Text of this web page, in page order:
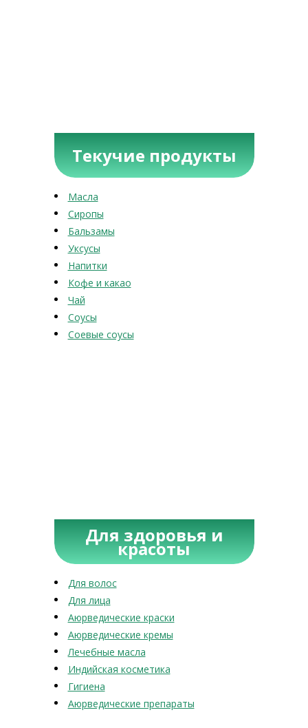
Текучие продукты
Масла
Сиропы
Бальзамы
Уксусы
Напитки
Кофе и какао
Чай
Соусы
Соевые соусы
Для здоровья и
красоты
Для волос
Для лица
Аюрведические краски
Аюрведические кремы
Лечебные масла
Индийская косметика
Гигиена
Аюрведические препараты